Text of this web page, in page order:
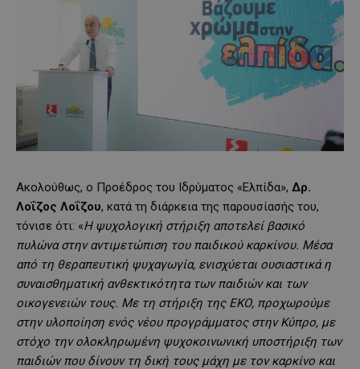
Ακολούθως, ο Προέδρος του Ιδρύματος «Ελπίδα», Δρ.
Λοΐζος Λοΐζου, κατά τη διάρκεια της παρουσίασής του,
τόνισε ότι: «Η ψυχολογική στήριξη αποτελεί βασικό
πυλώνα στην αντιμετώπιση του παιδικού καρκίνου. Μέσα
από τη θεραπευτική ψυχαγωγία, ενισχύεται ουσιαστικά η
συναισθηματική ανθεκτικότητα των παιδιών και των
οικογενειών τους. Με τη στήριξη της ΕΚΟ, προχωρούμε
στην υλοποίηση ενός νέου προγράμματος στην Κύπρο, με
στόχο την ολοκληρωμένη ψυχοκοινωνική υποστήριξη των
παιδιών που δίνουν τη δική τους μάχη με τον καρκίνο και